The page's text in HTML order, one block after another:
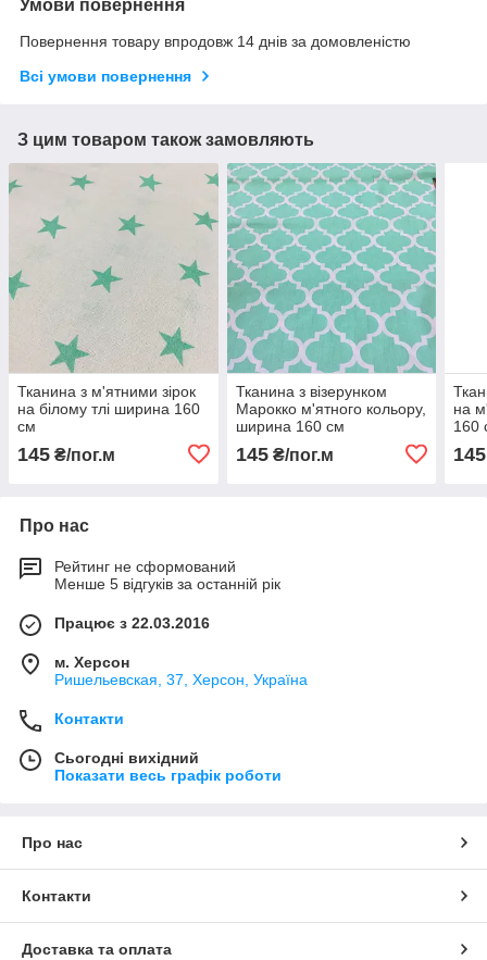
Умови повернення
Повернення товару впродовж 14 днів за домовленістю
Всі умови повернення
З цим товаром також замовляють
Тканина з м'ятними зірок
на білому тлі ширина 160
см
145 ₴/пог.м
Тканина з візерунком
Марокко м'ятного кольору,
ширина 160 см
145₴/пог.м
на
160
145
Про нас
Рейтинг не сформований
Менше 5 відгуків за останній рік
Працює з 22.03.2016
м. Херсон
Ришельевская, 37, Херсон, Україна
Контакти
Сьогодні вихідний
Показати весь графік роботи
Про нас
Контакти
Доставка та оплата